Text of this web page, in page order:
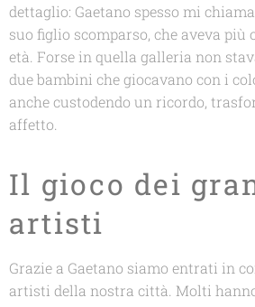
dettaglio: Gaetano spesso mi
suo figlio scomparso, che aveva più
età. Forse in quella galleria non
due bambini che giocavano con i
anche custodendo un ricordo,
affetto.
Il gioco dei
artisti
Grazie a Gaetano siamo entrati in
artisti della nostra città. Molti